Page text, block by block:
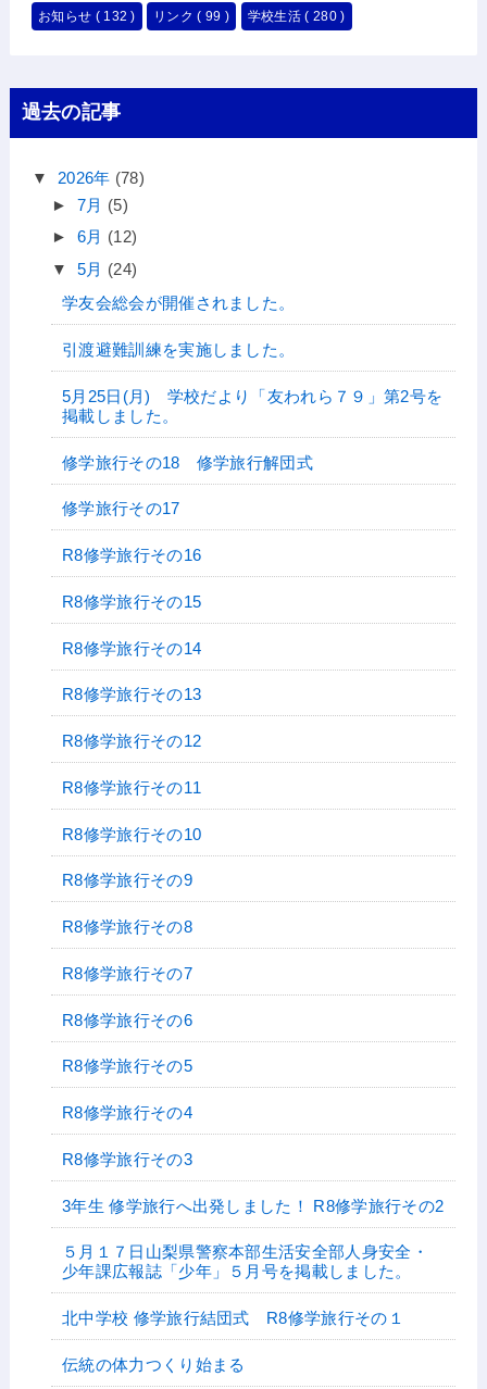
お知らせ ( 132 ) リンク( 99 ) 学校生活( 280 )
過去の記事
▼ 2026年 (78)
► 7月 (5)
► 6月 (12)
▼ 5月 (24)
学友会総会が開催されました。
引渡避難訓練を実施しました。
5月25日(月) 学校だより「友われら７９」第2号を
掲載しました。
修学旅行その18 修学旅行解団式
修学旅行その17
R8修学旅行その16
R8修学旅行その15
R8修学旅行その14
R8修学旅行その13
R8修学旅行その12
R8修学旅行その11
R8修学旅行その10
R8修学旅行その9
R8修学旅行その8
R8修学旅行その7
R8修学旅行その6
R8修学旅行その5
R8修学旅行その4
R8修学旅行その3
3年生 修学旅行へ出発しました！ R8修学旅行その2
５月１７日山梨県警察本部生活安全部人身安全・
少年課広報誌「少年」５月号を掲載しました。
北中学校 修学旅行結団式 R8修学旅行その１
伝統の体力つくり始まる